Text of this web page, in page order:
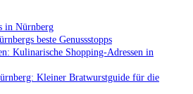
in Nürnberg
beste Genussstopps
Kulinarische Shopping-Adressen in
Kleiner Bratwurstguide für die